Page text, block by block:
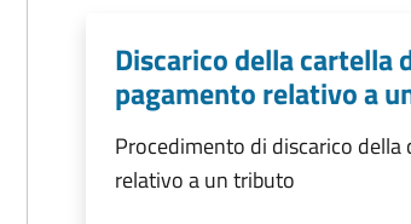
Discarico della cartella
pagamento relativo a
Procedimento di discarico
relativo a un tributo